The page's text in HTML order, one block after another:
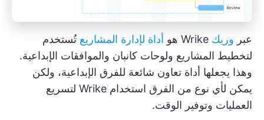
عبر وريك أداة لإدارة المشاريع تُستخدم
لتخطيط المشاريع ولوحات كانبان والموافقات الإبداعية.
وهذا يجعلها أداة تعاون شائعة للفرق الإبداعية، ولكن
يمكن لأي نوع من الفرق استخدام Wrike لتسريع
العمليات وتوفير الوقت.